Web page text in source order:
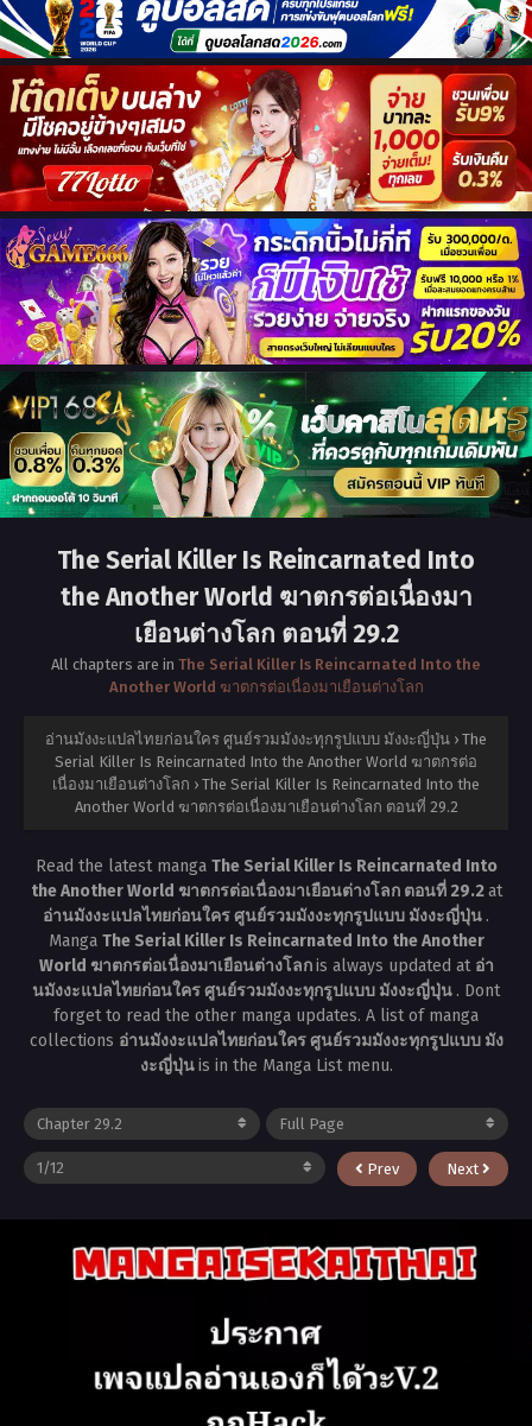
The Serial Killer Is Reincarnated Into
the Another World ฆาตกรต่อเนื่องมา
เยือนต่างโลก ตอนที่ 29.2
All chapters are in The Serial Killer Is Reincarnated Into the
Another World ฆาตกรต่อเนื่องมาเยือนต่างโลก
อ่านมังงะแปลไทยก่อนใคร ศูนย์รวมมังงะทุกรูปแบบ มังงะญี่ปุ่น › The
Serial Killer Is Reincarnated Into the Another World ฆาตกรต่อ
เนื่องมาเยือนต่างโลก › The Serial Killer Is Reincarnated Into the
Another World ฆาตกรต่อเนื่องมาเยือนต่างโลก ตอนที่ 29.2
Read the latest manga The Serial Killer Is Reincarnated Into
the Another World ฆาตกรต่อเนื่องมาเยือนต่างโลก ตอนที่ 29.2at
อ่านมังงะแปลไทยก่อนใคร ศูนย์รวมมังงะทุกรูปแบบ มังงะญี่ปุ่น .
Manga The Serial Killer Is Reincarnated Into the Another
World ฆาตกรต่อเนื่องมาเยือนต่างโลกis always updated at อ่า
นมังงะแปลไทยก่อนใคร ศูนย์รวมมังงะทุกรูปแบบ มังงะญี่ปุ่น . Dont
forget to read the other manga updates. A list of manga
collections อ่านมังงะแปลไทยก่อนใคร ศูนย์รวมมังงะทุกรูปแบบ มัง
งะญี่ปุ่นis in the Manga List menu.
Prev Next